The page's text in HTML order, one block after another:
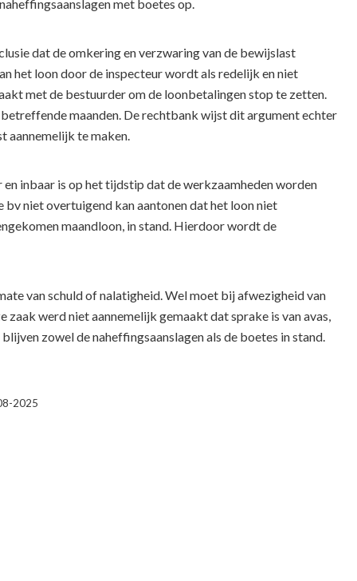
met boetes op.
dat de omkering en verzwaring van de bewijslast
het loon door de inspecteur wordt als redelijk en niet
met de bestuurder om de loonbetalingen stop te zetten.
maanden. De rechtbank wijst dit argument echter
aannemelijk te maken.
inbaar is op het tijdstip dat de werkzaamheden worden
niet overtuigend kan aantonen dat het loon niet
maandloon, in stand. Hierdoor wordt de
van schuld of nalatigheid. Wel moet bij afwezigheid van
zaak werd niet aannemelijk gemaakt dat sprake is van avas,
zowel de naheffingsaanslagen als de boetes in stand.
2025